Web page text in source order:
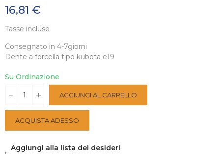
16,81 €
Tasse incluse
Consegnato in 4-7giorni
Dente a forcella tipo kubota e19
Su Ordinazione
AGGIUNGI AL CARRELLO
ACQUISTA ADESSO
Aggiungi alla lista dei desideri